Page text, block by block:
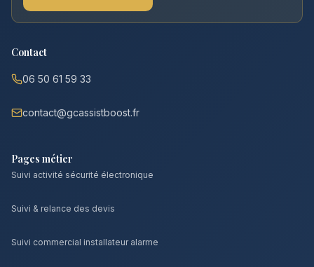
Contact
06 50 61 59 33
contact@gcassistboost.fr
Pages métier
Suivi activité sécurité électronique
Suivi & relance des devis
Suivi commercial installateur alarme